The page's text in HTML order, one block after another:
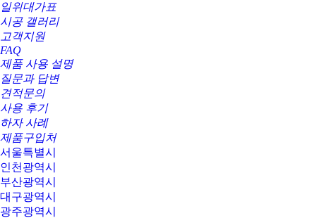
일위대가표
시공 갤러리
고객지원
FAQ
제품 사용 설명
질문과 답변
견적문의
사용 후기
하자 사례
제품구입처
서울특별시
인천광역시
부산광역시
대구광역시
광주광역시